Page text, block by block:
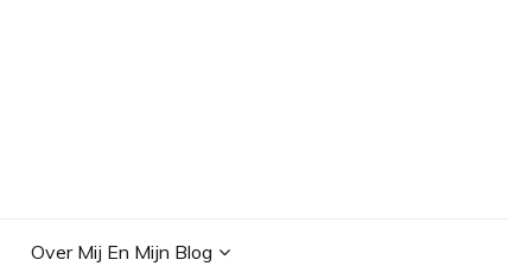
Over Mij En Mijn Blog